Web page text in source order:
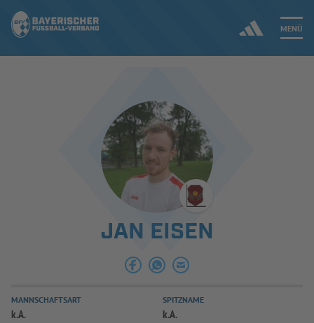
MENÜ
ERGEBNISSE & WETTBEWERBE
SPIELBETRIEB & VERBANDSLEBEN
AUSBILDUNG & FÖRDERUNG
JAN EISEN
MANNSCHAFTSART
k.A.
SPITZNAME
k.A.